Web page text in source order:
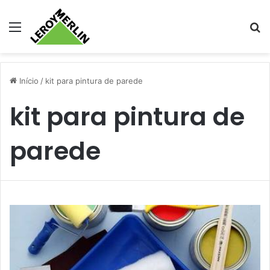
Menu
Início / kit para pintura de parede
kit para pintura de
parede